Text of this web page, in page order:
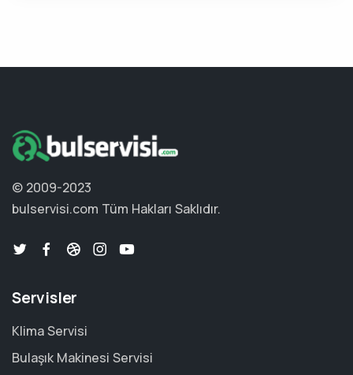
© 2009-2023
bulservisi.com Tüm Hakları Saklıdır.
Servisler
Klima Servisi
Bulaşık Makinesi Servisi